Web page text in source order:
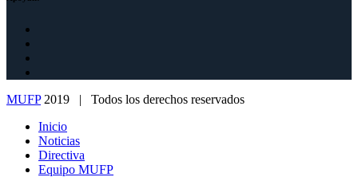
MUFP2019 | Todos los derechos reservados
Inicio
Noticias
Directiva
Equipo MUFP